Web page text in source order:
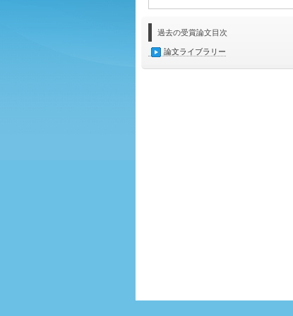
過去の受賞論文目次
論文ライブラリー